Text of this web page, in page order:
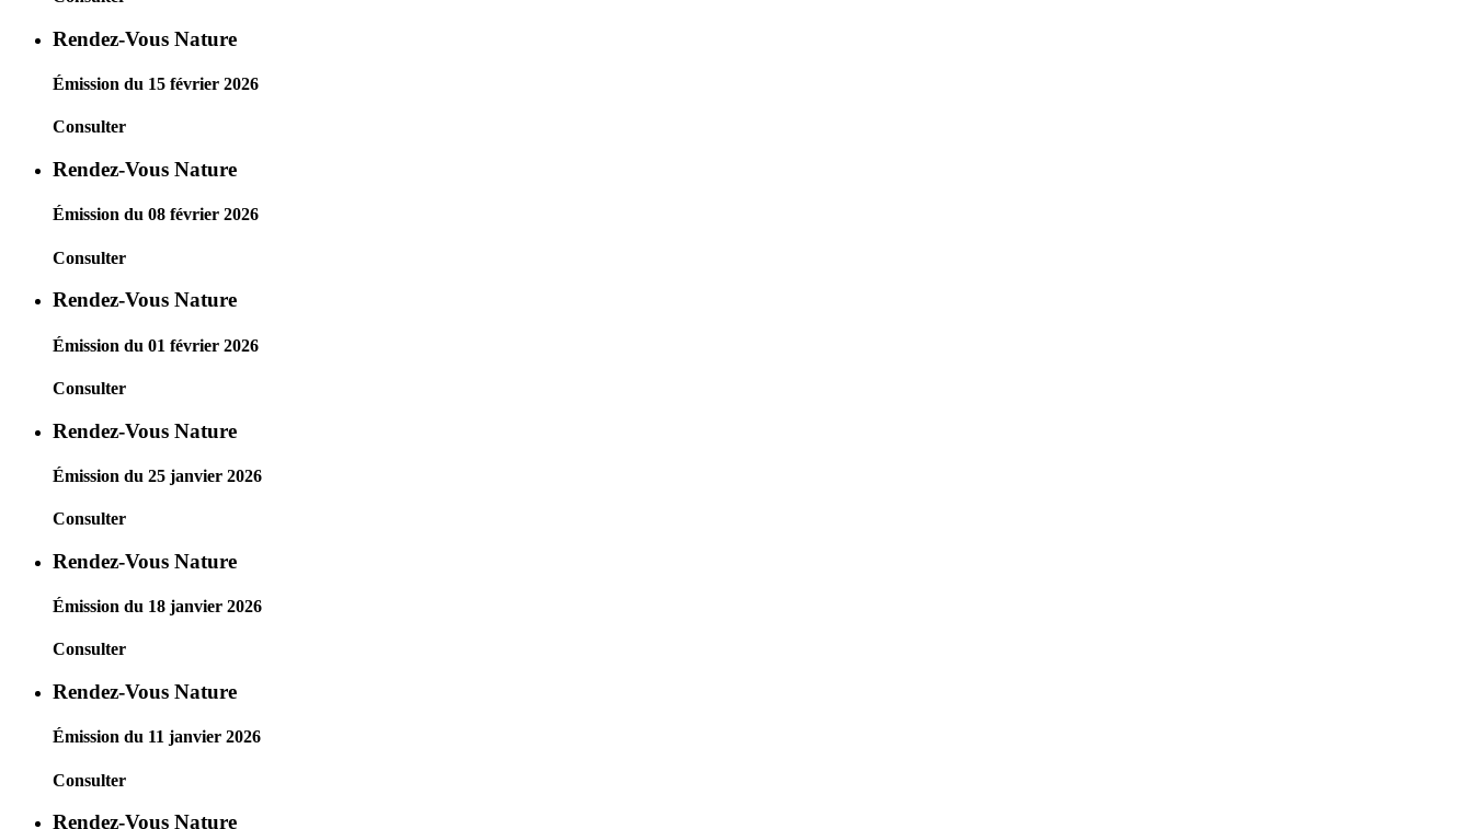
Rendez-Vous Nature
Émission du 15 février 2026
Consulter
Rendez-Vous Nature
Émission du 08 février 2026
Consulter
Rendez-Vous Nature
Émission du 01 février 2026
Consulter
Rendez-Vous Nature
Émission du 25 janvier 2026
Consulter
Rendez-Vous Nature
Émission du 18 janvier 2026
Consulter
Rendez-Vous Nature
Émission du 11 janvier 2026
Consulter
Rendez-Vous Nature